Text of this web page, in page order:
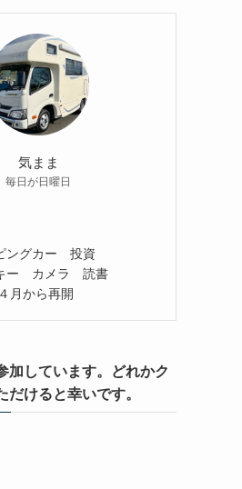
気まま
毎日が日曜日
ングカー 投資
カメラ 読書
月から再開
加しています。どれかク
だけると幸いです。